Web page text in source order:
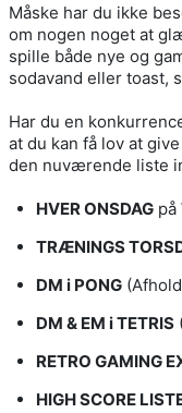
Måske har du ikke
om nogen noget at
spille både nye og
sodavand eller toast,
Har du en
at du kan få lov at
den nuværende liste
HVER ONSDAG på
TRÆNINGS
DM i PONG
DM & EM i TETRIS
RETRO GAMING
HIGH SCORE